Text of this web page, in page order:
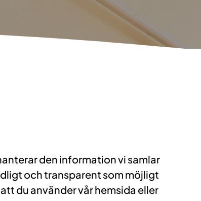
den information vi samlar
och transparent som möjligt
du använder vår hemsida eller